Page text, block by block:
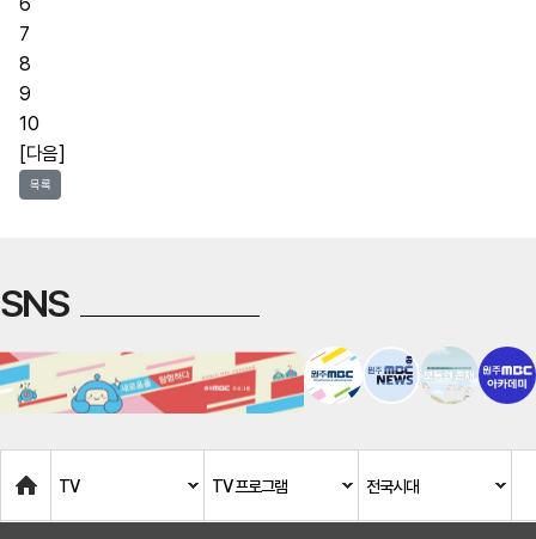
7
8
9
10
[다음]
목록
SNS
Home
TV TV 프로그램 전국시대